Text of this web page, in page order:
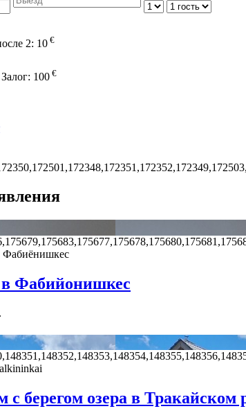
2: 10 €
Залог: 100 €
в Фабийонишкес
берегом озера в Тракайском